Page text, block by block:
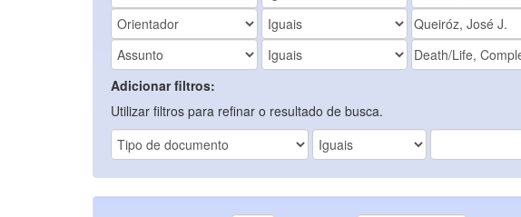
Adicionar filtros:
Utilizar filtros para refinar o resultado de busca.